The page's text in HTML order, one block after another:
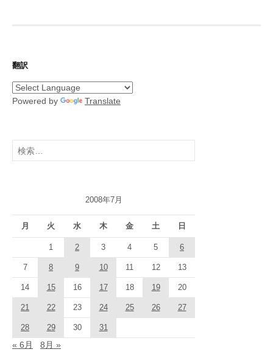
翻訳
Powered by Translate
検
索:
2008年7月
月 火 水 木 金 土 日
1 2 3 4 5 6
7 8 9 10 11 12 13
14 15 16 17 18 19 20
21 22 23 24 25 26 27
28 29 30 31
« 6月 8月 »